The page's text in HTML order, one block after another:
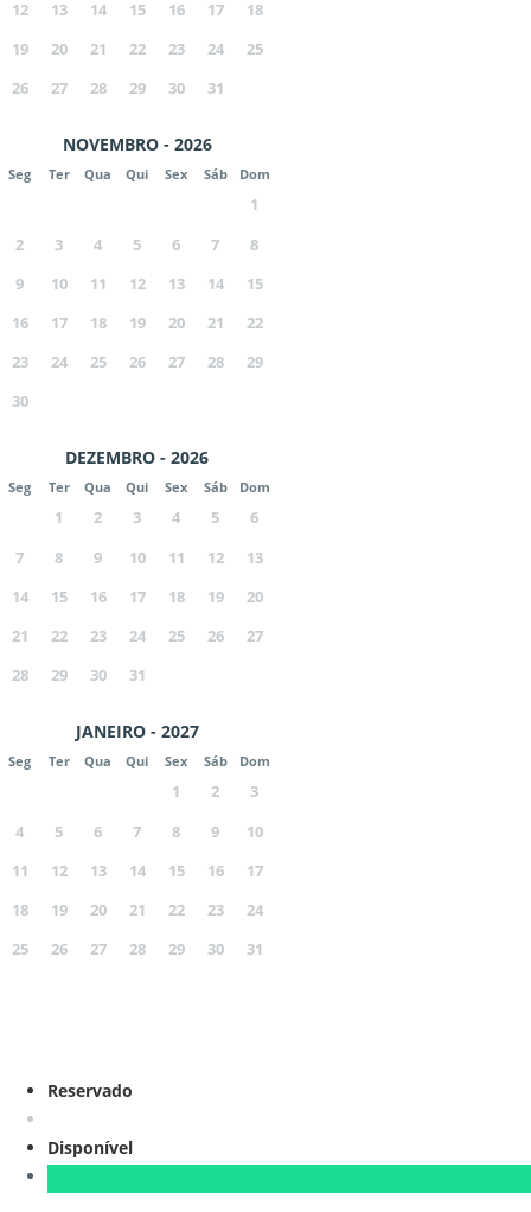
12 13 14 15 16 17
18
19
20 21 22 23 24
25
26
27 28 29 30 31
NOVEMBRO - 2026
Seg Ter Qua Qui Sex Sáb Dom
1
2
3 4 5 6 7
8
9
10 11 12 13 14
15
16
17 18 19 20 21
22
23
24 25 26 27 28
29
30
DEZEMBRO - 2026
Seg Ter Qua Qui Sex Sáb Dom
1 2 3 4 5
6
7
8 9 10 11 12
13
14
15 16 17 18 19
20
21
22 23 24 25 26
27
28
29 30 31
JANEIRO - 2027
Seg Ter Qua Qui Sex Sáb Dom
1 2
3
4
5 6 7 8 9
10
11
12 13 14 15 16
17
18
19 20 21 22 23
24
25
26 27 28 29 30 31
Reservado
Disponível